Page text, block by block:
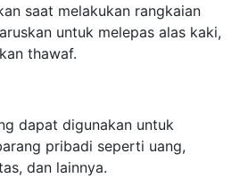
saat melakukan rangkaian
untuk melepas alas kaki,
thawaf.
dapat digunakan untuk
pribadi seperti uang,
dan lainnya.